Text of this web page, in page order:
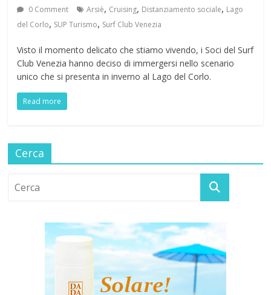
0 Comment
Arsiè, Cruising, Distanziamento sociale, Lago
del Corlo, SUP Turismo, Surf Club Venezia
Visto il momento delicato che stiamo vivendo, i Soci del Surf
Club Venezia hanno deciso di immergersi nello scenario
unico che si presenta in inverno al Lago del Corlo.
Read more
Cerca